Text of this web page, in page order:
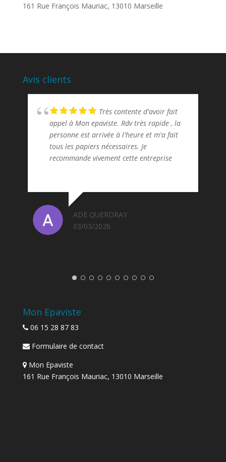
161 Rue François Mauriac, 13010 Marseille
Avis clients
Très contente d'avoir fait
appel à Mon epaviste. Rdv très rapide , la
personne est arrivée à l'heure et m'a fait
tous les papiers nécessaires. Je
recommande vivement cette entreprise
ADE QUERDRAY
03/03/2026
Mon Epaviste
06 15 28 87 83
Formulaire de contact
Mon Epaviste
161 Rue François Mauriac, 13010 Marseille